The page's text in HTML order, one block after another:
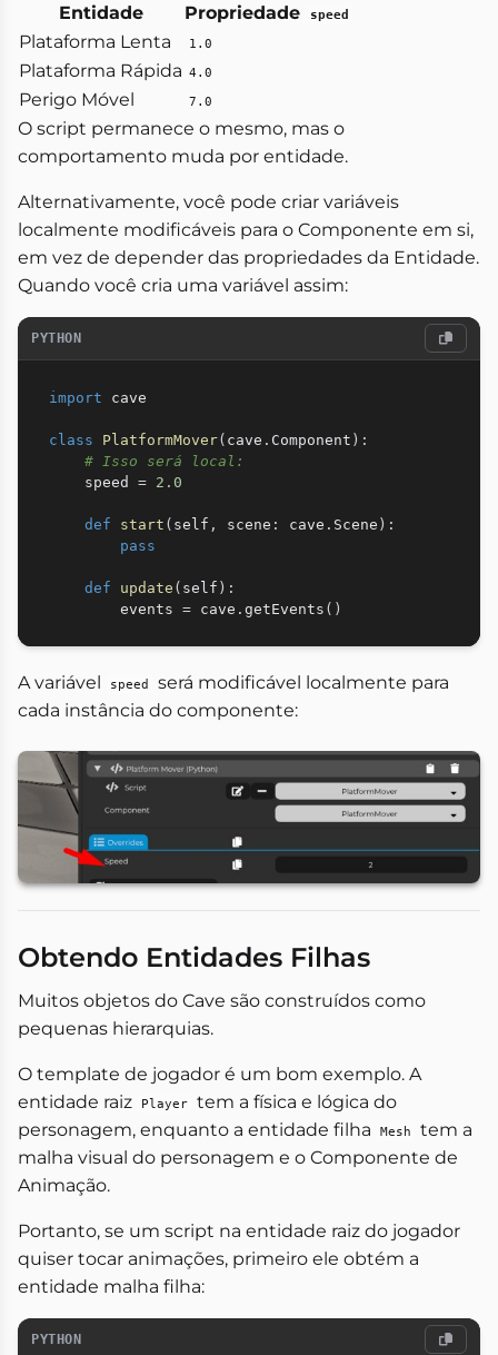
Entidade Propriedade speed
Plataforma Lenta 1.0
Plataforma Rápida 4.0
Perigo Móvel 7.0
O script permanece o mesmo, mas o
comportamento muda por entidade.
Alternativamente, você pode criar variáveis
localmente modificáveis para o Componente em si,
em vez de depender das propriedades da Entidade.
Quando você cria uma variável assim:
PYTHON
import cave
class PlatformMover( cave . Component ) :
# Isso será local:
    speed
= 2.0
def start ( self , scene : cave . Scene ) :
pass
def update ( self ) :
        events
= cave . getEvents ( )
A variável speed
será modificável localmente para
cada instância do componente:
Obtendo Entidades Filhas
Muitos objetos do Cave são construídos como
pequenas hierarquias.
O template de jogador é um bom exemplo. A
entidade raiz
Player tem a física e lógica do
personagem, enquanto a entidade filha
Mesh
tem a
malha visual do personagem e o Componente de
Animação.
Portanto, se um script na entidade raiz do jogador
quiser tocar animações, primeiro ele obtém a
entidade malha filha:
PYTHON